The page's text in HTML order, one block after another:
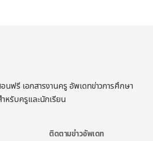
นฟรี เอกสารงานครู อัพเดทข่าวการศึกษา
หรับครูและนักเรียน
ติดตามข่าวอัพเดท